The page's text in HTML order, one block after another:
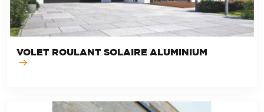
VOLET ROULANT SOLAIRE ALUMINIUM